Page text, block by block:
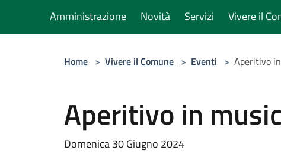
Amministrazione Novità Servizi Vivere il
Home > Vivere il Comune > Eventi > Aperitivo
Aperitivo in
Domenica 30 Giugno 2024